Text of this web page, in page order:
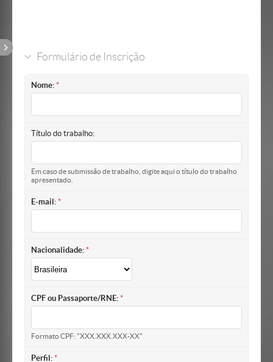
Formulário de Inscrição
Nome:
Título do trabalho:
Em caso de submissão de trabalho, digite aqui o título do trabalho
apresentado.
E-mail:
Nacionalidade:
CPF ou Passaporte/RNE:
Formato CPF: "XXX.XXX.XXX-XX"
Perfil: